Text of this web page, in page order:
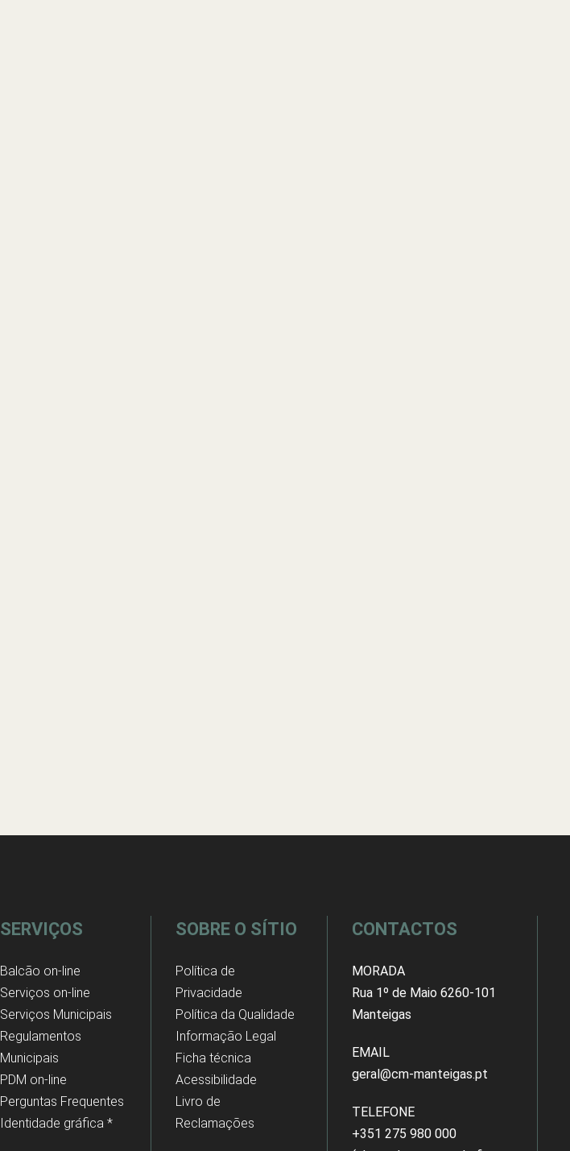
SERVIÇOS
Balcão on-line
Serviços on-line
Serviços Municipais
Regulamentos
Municipais
PDM on-line
Perguntas Frequentes
Identidade gráfica *
SOBRE O SÍTIO
Política de
Privacidade
Política da Qualidade
Informação Legal
Ficha técnica
Acessibilidade
Livro de
Reclamações
CONTACTOS
MORADA
Rua 1º de Maio 6260-101
Manteigas
EMAIL
geral@cm-manteigas.pt
TELEFONE
+351 275 980 000